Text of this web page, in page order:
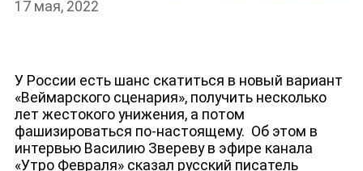
17 мая, 2022
У России есть шанс скатиться в новый вариант
«Веймарского сценария», получить несколько
лет жестокого унижения, а потом
фашизироваться по-настоящему. Об этом в
интервью Василию Звереву в эфире канала
«Утро Февраля» сказал русский писатель